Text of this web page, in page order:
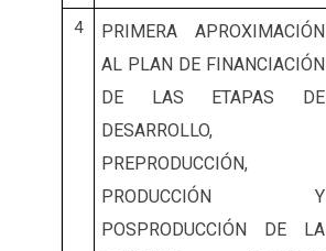
4
PRIMERA APROXIMACIÓN
AL PLAN DE FINANCIACIÓN
DE LAS ETAPAS DE
DESARROLLO,
PREPRODUCCIÓN,
PRODUCCIÓN Y
POSPRODUCCIÓN DE LA